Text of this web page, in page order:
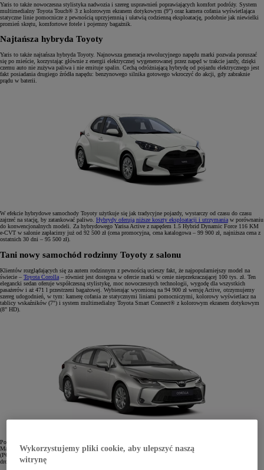
Yaris to także nowoczesna stylistyka nadwozia i szereg usprawnień poprawiających komfort podróży. System
multimedialny Toyota Touch® 3 z kolorowym ekranem dotykowym (9") oraz kamera cofania wyświetlająca
statyczne linie pomocnicze z pewnością uprzyjemnią i ułatwią codzienną eksploatację, podobnie jak niewielki
promień skrętu, komfortowe fotele i pojemny bagażnik.
Najtańsza hybryda Toyoty
Yaris to także najtańsza hybryda Toyoty. Najnowsza generacja rewolucyjnego napędu marki pozwala poruszać
się po mieście, korzystając głównie z energii elektrycznej wygenerowanej przez napęd w trakcie jazdy, dzięki
czemu auto nie zużywa paliwa i nie emituje spalin. Cechą odróżniającą hybrydę od pojazdu elektrycznego jest
fakt posiadania drugiego źródła napędu: benzynowego silnika gotowego wkroczyć do akcji, gdy zabraknie
prądu w baterii.
W efekcie hybrydowe samochody Toyoty użytkuje się jak tradycyjne pojazdy, wystarczy od czasu do czasu
zajrzeć na stację, by zatankować paliwo. Hybrydy oferują niższe koszty eksploatacji i utrzymania w porównaniu
do konwencjonalnych modeli. Za hybrydowego Yarisa Active z napędem 1.5 Hybrid Dynamic Force 116 KM
e-CVT w salonie zapłacimy już od 92 500 zł (cena promocyjna, cena katalogowa – 99 900 zł, najniższa cena z
ostatnich 30 dni – 95 500 zł).
Tani nowy samochód rodzinny Toyoty z salonu
Klientów rozglądających się za autem rodzinnym z pewnością ucieszy fakt, że najpopularniejszy model na
świecie – Toyota Corolla – również jest dostępna w ofercie marki w cenie nieprzekraczającej 100 tys. zł. Ten
elegancki sedan oferuje współczesną stylistykę, moc nowoczesnych technologii, wygodę dla wszystkich
pasażerów i aż 471 l przestrzeni bagażowej. Wybierając wycenioną na 94 900 zł wersję Active, otrzymujemy
szereg udogodnień, w tym: kamerę cofania ze statycznymi liniami pomocniczymi, kolorowy wyświetlacz na
tablicy wskaźników (7") i system multimedialny Toyota Smart Connect® z kolorowym ekranem dotykowym
(8" HD).
Podobnie jak w pozostałych modelach Toyoty, tu także nie mogło zabraknąć zaawansowanych systemów T-
Mate, w tym: asystenta utrzymania pasa ruchu (LTA), układu wczesnego reagowania w razie ryzyka zderzenia
(PCS) z systemem wykrywania pieszych, rowerzystów i motocyklistów i układu rozpoznawania znaków
drogowych (RSA) oraz systemu wykrywania zmęczenia kierowcy (SWS).
Wykorzystujemy pliki cookie, aby ulepszyć naszą
witrynę